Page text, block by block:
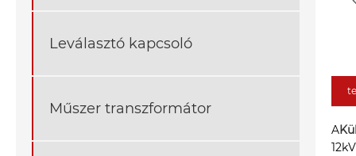
Leválasztó kapcsoló
Műszer transzformátor
A